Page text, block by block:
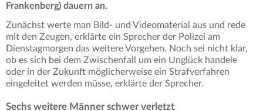
Frankenberg) dauern an.
Zunächst werte man Bild- und Videomaterial aus und rede
mit den Zeugen, erklärte ein Sprecher der Polizei am
Dienstagmorgen das weitere Vorgehen. Noch sei nicht klar,
ob es sich bei dem Zwischenfall um ein Unglück handele
oder in der Zukunft möglicherweise ein Strafverfahren
eingeleitet werden müsse, erklärte der Sprecher.
Sechs weitere Männer schwer verletzt